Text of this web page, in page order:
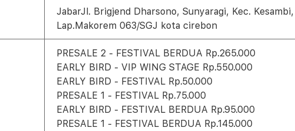
JabarJl. Brigjend Dharsono, Sunyaragi, Kec.
Lap.Makorem 063/SGJ kota cirebon
PRESALE 2 - FESTIVAL BERDUA Rp.265.000
EARLY BIRD - VIP WING STAGE Rp.550.000
EARLY BIRD - FESTIVAL Rp.50.000
PRESALE 1 - FESTIVAL Rp.75.000
EARLY BIRD - FESTIVAL BERDUA Rp.95.000
PRESALE 1 - FESTIVAL BERDUA Rp.145.000